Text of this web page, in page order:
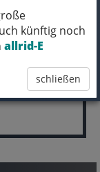
künftig noch
allrid-E
schließen